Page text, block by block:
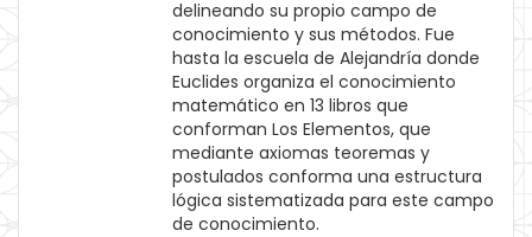
delineando su propio campo de
conocimiento y sus métodos. Fue
hasta la escuela de Alejandría donde
Euclides organiza el conocimiento
matemático en 13 libros que
conforman Los Elementos, que
mediante axiomas teoremas y
postulados conforma una estructura
lógica sistematizada para este campo
de conocimiento.